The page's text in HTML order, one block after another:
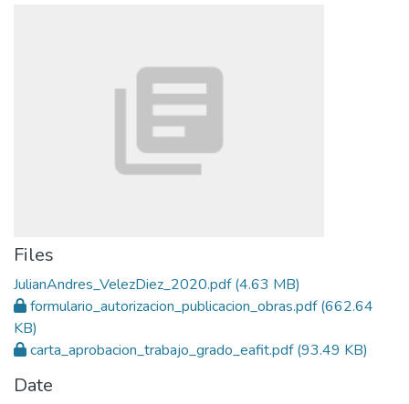
Files
JulianAndres_VelezDiez_2020.pdf(4.63 MB)
formulario_autorizacion_publicacion_obras.pdf(662.64
KB)
carta_aprobacion_trabajo_grado_eafit.pdf(93.49 KB)
Date